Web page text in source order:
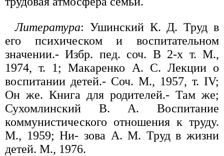
Литература: Ушинский К. Д. Труд в
его психическом и воспитательном
значении.- Избр. пед. соч. В 2-х т. М.,
1974, т. 1; Макаренко А. С. Лекции о
воспитании детей.- Соч. М., 1957, т. IV;
Он же. Книга для родителей.- Там же;
Сухомлинский В. А. Воспитание
коммунистического отношения к труду.
М., 1959; Ни- зова А. М. Труд в жизни
детей. М., 1976.